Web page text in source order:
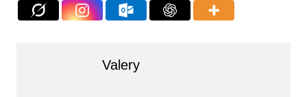
Valery